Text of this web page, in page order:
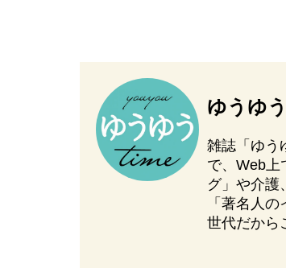
ゆうゆ
雑誌「ゆう
で、Web上
グ」や介護
「著名人
世代だから